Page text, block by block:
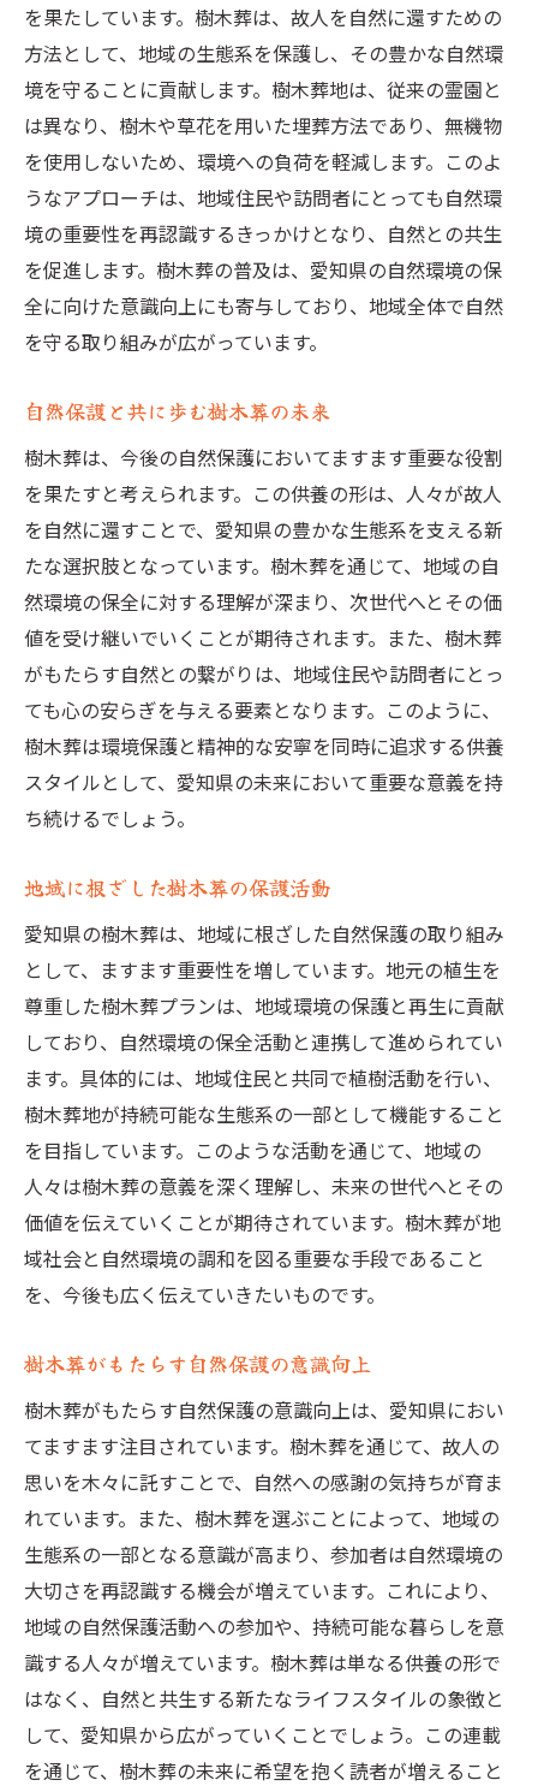
を果たしています。樹木葬は、故人を自然に還すための
方法として、地域の生態系を保護し、その豊かな自然環
境を守ることに貢献します。樹木葬地は、従来の霊園と
は異なり、樹木や草花を用いた埋葬方法であり、無機物
を使用しないため、環境への負荷を軽減します。このよ
うなアプローチは、地域住民や訪問者にとっても自然環
境の重要性を再認識するきっかけとなり、自然との共生
を促進します。樹木葬の普及は、愛知県の自然環境の保
全に向けた意識向上にも寄与しており、地域全体で自然
を守る取り組みが広がっています。
自然保護と共に歩む樹木葬の未来
樹木葬は、今後の自然保護においてますます重要な役割
を果たすと考えられます。この供養の形は、人々が故人
を自然に還すことで、愛知県の豊かな生態系を支える新
たな選択肢となっています。樹木葬を通じて、地域の自
然環境の保全に対する理解が深まり、次世代へとその価
値を受け継いでいくことが期待されます。また、樹木葬
がもたらす自然との繋がりは、地域住民や訪問者にとっ
ても心の安らぎを与える要素となります。このように、
樹木葬は環境保護と精神的な安寧を同時に追求する供養
スタイルとして、愛知県の未来において重要な意義を持
ち続けるでしょう。
地域に根ざした樹木葬の保護活動
愛知県の樹木葬は、地域に根ざした自然保護の取り組み
として、ますます重要性を増しています。地元の植生を
尊重した樹木葬プランは、地域環境の保護と再生に貢献
しており、自然環境の保全活動と連携して進められてい
ます。具体的には、地域住民と共同で植樹活動を行い、
樹木葬地が持続可能な生態系の一部として機能すること
を目指しています。このような活動を通じて、地域の
人々は樹木葬の意義を深く理解し、未来の世代へとその
価値を伝えていくことが期待されています。樹木葬が地
域社会と自然環境の調和を図る重要な手段であること
を、今後も広く伝えていきたいものです。
樹木葬がもたらす自然保護の意識向上
樹木葬がもたらす自然保護の意識向上は、愛知県におい
てますます注目されています。樹木葬を通じて、故人の
思いを木々に託すことで、自然への感謝の気持ちが育ま
れています。また、樹木葬を選ぶことによって、地域の
生態系の一部となる意識が高まり、参加者は自然環境の
大切さを再認識する機会が増えています。これにより、
地域の自然保護活動への参加や、持続可能な暮らしを意
識する人々が増えています。樹木葬は単なる供養の形で
はなく、自然と共生する新たなライフスタイルの象徴と
して、愛知県から広がっていくことでしょう。この連載
を通じて、樹木葬の未来に希望を抱く読者が増えること